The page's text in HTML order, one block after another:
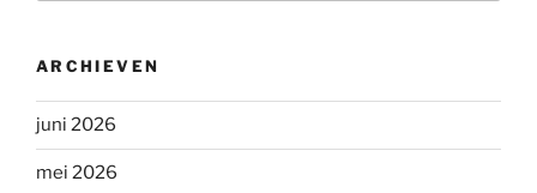
ARCHIEVEN
juni 2026
mei 2026